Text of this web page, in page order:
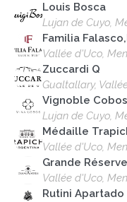
Louis Bosca
Lujan de Cuyo,
Familia
Vallée d'Uco,
Zuccardi Q
Gualtallary,
Vignoble
Lujan de Cuyo,
Médaille
Vallée d'Uco,
Grande
Vallée d'Uco,
Rutini Apartado